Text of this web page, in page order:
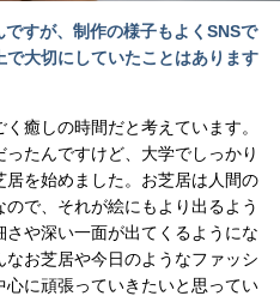
すが、制作の様子もよくSNSで
大切にしていたことはあります
癒しの時間だと考えています。
たんですけど、大学でしっかり
を始めました。お芝居は人間の
で、それが絵にもより出るよう
や深い一面が出てくるようにな
お芝居や今日のようなファッシ
心に頑張っていきたいと思ってい